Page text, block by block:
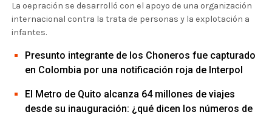
La oepración se desarrolló con el apoyo de una organización
internacional contra la trata de personas y la explotación a
infantes.
Presunto integrante de los Choneros fue capturado
en Colombia por una notificación roja de Interpol
El Metro de Quito alcanza 64 millones de viajes
desde su inauguración: ¿qué dicen los números de